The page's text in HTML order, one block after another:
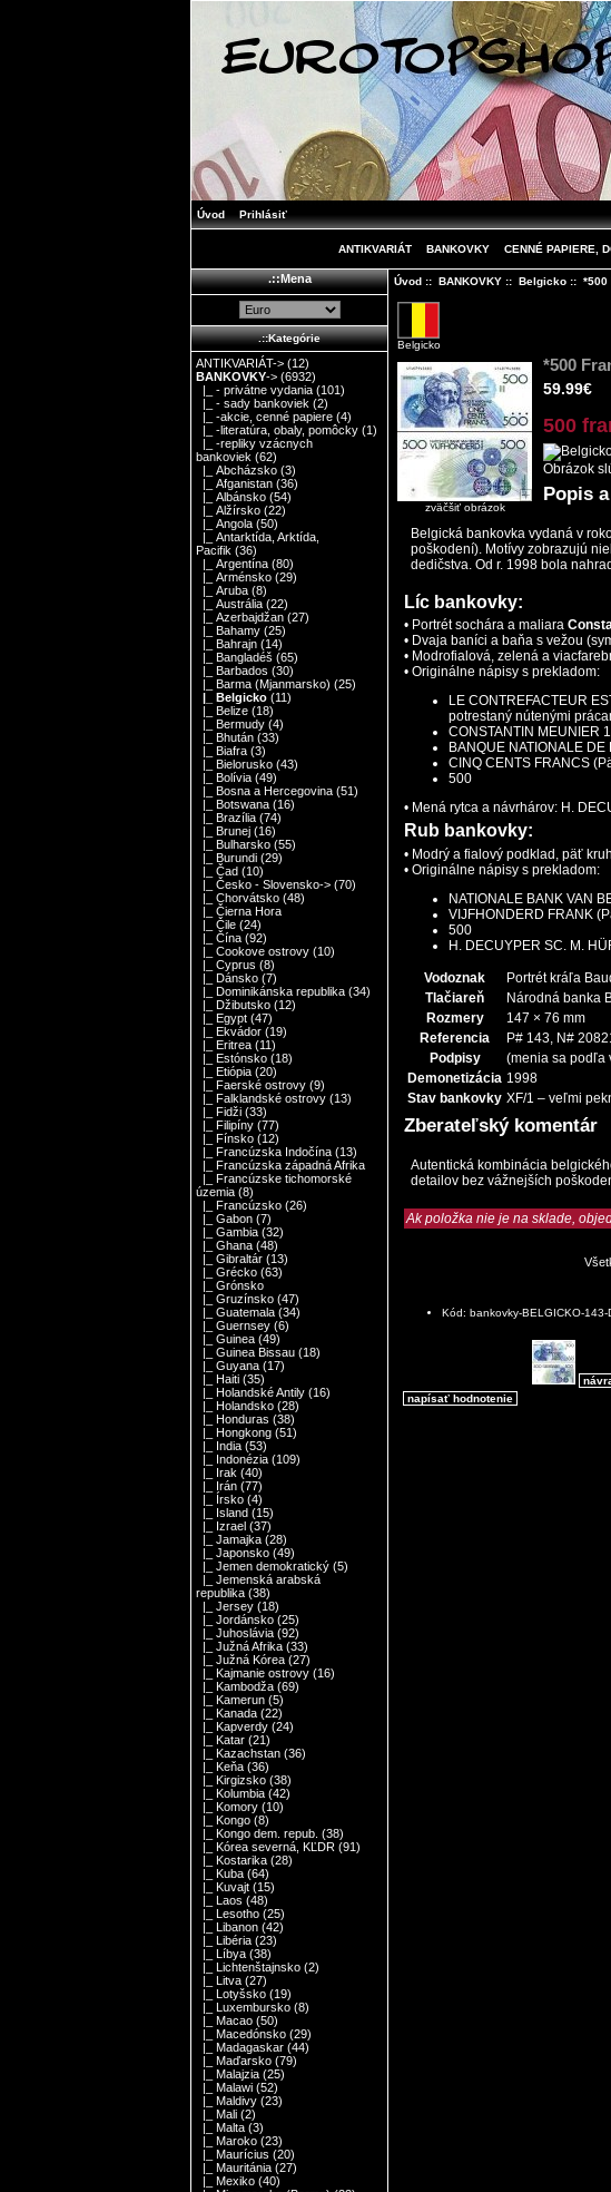
Úvod Prihlásiť
ANTIKVARIÁT BANKOVKY CENNÉ PAPIERE,
.::Mena
.::Kategórie
ANTIKVARIÁT-> (12)
BANKOVKY-> (6932)
|_ - privátne vydania (101)
|_ - sady bankoviek (2)
|_ -akcie, cenné papiere (4)
|_ -literatúra, obaly, pomôcky (1)
|_ -repliky vzácnych
bankoviek (62)
|_ Abcházsko (3)
|_ Afganistan (36)
|_ Albánsko (54)
|_ Alžírsko (22)
|_ Angola (50)
|_ Antarktída, Arktída,
Pacifik (36)
|_ Argentína (80)
|_ Arménsko (29)
|_ Aruba (8)
|_ Austrália (22)
|_ Azerbajdžan (27)
|_ Bahamy (25)
|_ Bahrajn (14)
|_ Bangladéš (65)
|_ Barbados (30)
|_ Barma (Mjanmarsko) (25)
|_ Belgicko (11)
|_ Belize (18)
|_ Bermudy (4)
|_ Bhután (33)
|_ Biafra (3)
|_ Bielorusko (43)
|_ Bolívia (49)
|_ Bosna a Hercegovina (51)
|_ Botswana (16)
|_ Brazília (74)
|_ Brunej (16)
|_ Bulharsko (55)
|_ Burundi (29)
|_ Čad (10)
|_ Česko - Slovensko-> (70)
|_ Chorvátsko (48)
|_ Čierna Hora
|_ Čile (24)
|_ Čína (92)
|_ Cookove ostrovy (10)
|_ Cyprus (8)
|_ Dánsko (7)
|_ Dominikánska republika (34)
|_ Džibutsko (12)
|_ Egypt (47)
|_ Ekvádor (19)
|_ Eritrea (11)
|_ Estónsko (18)
|_ Etiópia (20)
|_ Faerské ostrovy (9)
|_ Falklandské ostrovy (13)
|_ Fidži (33)
|_ Filipíny (77)
|_ Fínsko (12)
|_ Francúzska Indočína (13)
|_ Francúzska západná Afrika
|_ Francúzske tichomorské
územia (8)
|_ Francúzsko (26)
|_ Gabon (7)
|_ Gambia (32)
|_ Ghana (48)
|_ Gibraltár (13)
|_ Grécko (63)
|_ Grónsko
|_ Gruzínsko (47)
|_ Guatemala (34)
|_ Guernsey (6)
|_ Guinea (49)
|_ Guinea Bissau (18)
|_ Guyana (17)
|_ Haiti (35)
|_ Holandské Antily (16)
|_ Holandsko (28)
|_ Honduras (38)
|_ Hongkong (51)
|_ India (53)
|_ Indonézia (109)
|_ Irak (40)
|_ Irán (77)
|_ Írsko (4)
|_ Island (15)
|_ Izrael (37)
|_ Jamajka (28)
|_ Japonsko (49)
|_ Jemen demokratický (5)
|_ Jemenská arabská
republika (38)
|_ Jersey (18)
|_ Jordánsko (25)
|_ Juhoslávia (92)
|_ Južná Afrika (33)
|_ Južná Kórea (27)
|_ Kajmanie ostrovy (16)
|_ Kambodža (69)
|_ Kamerun (5)
|_ Kanada (22)
|_ Kapverdy (24)
|_ Katar (21)
|_ Kazachstan (36)
|_ Keňa (36)
|_ Kirgizsko (38)
|_ Kolumbia (42)
|_ Komory (10)
|_ Kongo (8)
|_ Kongo dem. repub. (38)
|_ Kórea severná, KĽDR (91)
|_ Kostarika (28)
|_ Kuba (64)
|_ Kuvajt (15)
|_ Laos (48)
|_ Lesotho (25)
|_ Libanon (42)
|_ Libéria (23)
|_ Líbya (38)
|_ Lichtenštajnsko (2)
|_ Litva (27)
|_ Lotyšsko (19)
|_ Luxembursko (8)
|_ Macao (50)
|_ Macedónsko (29)
|_ Madagaskar (44)
|_ Maďarsko (79)
|_ Malajzia (25)
|_ Malawi (52)
|_ Maldivy (23)
|_ Mali (2)
|_ Malta (3)
|_ Maroko (23)
|_ Maurícius (20)
|_ Mauritánia (27)
|_ Mexiko (40)
Úvod:: BANKOVKY:: Belgicko:: *500
Belgicko
zväčšiť obrázok
*500
59.99€
500
Obrázok
Popis
Belgická bankovka vydaná v
poškodení). Motívy zobrazujú
dedičstva. Od r. 1998 bola
Líc bankovky:
• Portrét sochára a maliara
• Dvaja baníci a baňa s vežou
• Modrofialová, zelená a
• Originálne nápisy s prekladom:
LE CONTREFACTEUR
potrestaný nútenými
CONSTANTIN MEUNIER
BANQUE NATIONALE
CINQ CENTS FRANCS
500
• Mená rytca a návrhárov: H.
Rub bankovky:
• Modrý a fialový podklad, päť
• Originálne nápisy s prekladom:
NATIONALE BANK VAN
VIJFHONDERD FRANK
500
H. DECUYPER SC. M.
Vodoznak
Portrét kráľa
Tlačiareň
Národná banka
Rozmery
147 × 76 mm
Referencia
P# 143, N#
Podpisy
(menia sa podľa
Demonetizácia 1998
Stav bankovky XF/1 – veľmi
Zberateľský komentár
Autentická kombinácia
detailov bez vážnejších
Ak položka nie je na sklade,
Kód: bankovky-BELGICKO-143-
napísať hodnotenie